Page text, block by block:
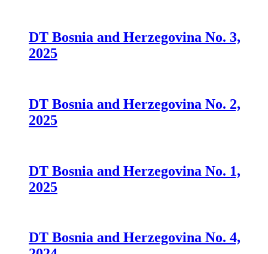
DT Bosnia and Herzegovina No. 3,
2025
DT Bosnia and Herzegovina No. 2,
2025
DT Bosnia and Herzegovina No. 1,
2025
DT Bosnia and Herzegovina No. 4,